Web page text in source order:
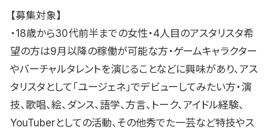
【募集対象】
・18歳から30代前半までの女性・4人目のアスタリスタ希
望の方は9月以降の稼働が可能な方・ゲームキャラクター
やバーチャルタレントを演じることなどに興味があり、アス
タリスタとして「ユージェネ」でデビューしてみたい方・演
技、歌唱、絵、ダンス、語学、方言、トーク、アイドル経験、
YouTuberとしての活動、その他秀でた一芸など特技やス